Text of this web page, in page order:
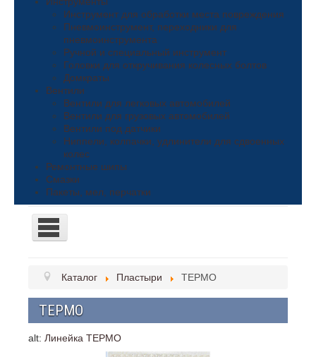
Инструмент для обработки места повреждения
Пневмоинструмент, переходники для
пневмоинструмента
Ручной и специальный инструмент
Головки для откручивания колесных болтов
Домкраты
Вентили
Вентили для легковых автомобилей
Вентили для грузовых автомобилей
Вентили под датчики
Ниппели, колпачки, удлинители для сдвоенных
колес
Ремонтные шипы
Смазки
Пакеты, мел, перчатки
TPL_PROTOSTAR_TOGGLE_MENU
Поиск
Грузики балансировочные
Каталог Пластыри ТЕРМО
ТЕРМО
alt: Линейка ТЕРМО